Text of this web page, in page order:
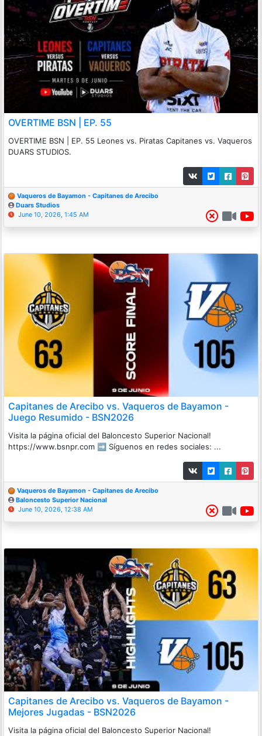
OVERTIME BSN | EP. 55
OVERTIME BSN | EP. 55 Leones vs. Piratas Capitanes vs. Vaqueros
DUARS STUDIOS.
Vaqueros de Bayamon - Capitanes de Arecibo
Duars Studios
June 10, 2026, 1:45 AM
Capitanes de Arecibo vs. Vaqueros de Bayamon -
Juego Resumido - BSN2026
Visita la página oficial del Baloncesto Superior Nacional!
https://www.bsnpr.com ➡️ Síguenos en redes sociales: ...
Vaqueros de Bayamon - Capitanes de Arecibo
Baloncesto Superior Nacional
June 10, 2026, 12:38 AM
Capitanes de Arecibo vs. Vaqueros de Bayamon -
Mejores Jugadas - BSN2026
Visita la página oficial del Baloncesto Superior Nacional!